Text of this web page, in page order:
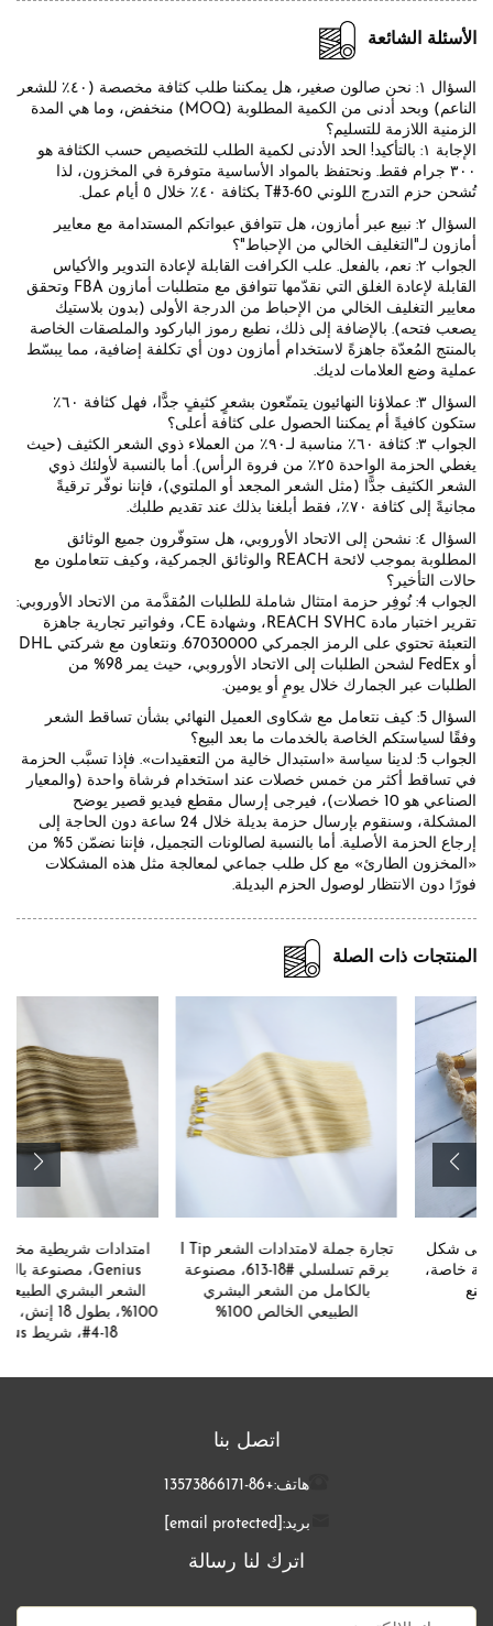
الأسئلة الشائعة
السؤال ١: نحن صالون صغير، هل يمكننا طلب كثافة مخصصة (٤٠٪ للشعر
الناعم) وبحد أدنى من الكمية المطلوبة (MOQ) منخفض، وما هي المدة
الزمنية اللازمة للتسليم؟
الإجابة ١: بالتأكيد! الحد الأدنى لكمية الطلب للتخصيص حسب الكثافة هو
٣٠٠ جرام فقط. ونحتفظ بالمواد الأساسية متوفرة في المخزون، لذا
تُشحن حزم التدرج اللوني T#3-60 بكثافة ٤٠٪ خلال ٥ أيام عمل.
السؤال ٢: نبيع عبر أمازون، هل تتوافق عبواتكم المستدامة مع معايير
أمازون لـ"التغليف الخالي من الإحباط"؟
الجواب ٢: نعم، بالفعل. علب الكرافت القابلة لإعادة التدوير والأكياس
القابلة لإعادة الغلق التي نقدّمها تتوافق مع متطلبات أمازون FBA وتحقق
معايير التغليف الخالي من الإحباط من الدرجة الأولى (بدون بلاستيك
يصعب فتحه). بالإضافة إلى ذلك، نطبع رموز الباركود والملصقات الخاصة
بالمنتج المُعدّة جاهزةً لاستخدام أمازون دون أي تكلفة إضافية، مما يبسّط
عملية وضع العلامات لديك.
السؤال ٣: عملاؤنا النهائيون يتمتّعون بشعرٍ كثيفٍ جدًّا، فهل كثافة ٦٠٪
ستكون كافيةً أم يمكننا الحصول على كثافة أعلى؟
الجواب ٣: كثافة ٦٠٪ مناسبة لـ٩٠٪ من العملاء ذوي الشعر الكثيف (حيث
يغطي الحزمة الواحدة ٢٥٪ من فروة الرأس). أما بالنسبة لأولئك ذوي
الشعر الكثيف جدًّا (مثل الشعر المجعد أو الملتوي)، فإننا نوفّر ترقيةً
مجانيةً إلى كثافة ٧٠٪، فقط أبلغنا بذلك عند تقديم طلبك.
السؤال ٤: نشحن إلى الاتحاد الأوروبي، هل ستوفّرون جميع الوثائق
المطلوبة بموجب لائحة REACH والوثائق الجمركية، وكيف تتعاملون مع
حالات التأخير؟
الجواب 4: نُوفِر حزمة امتثال شاملة للطلبات المُقدَّمة من الاتحاد الأوروبي:
تقرير اختبار مادة REACH SVHC، وشهادة CE، وفواتير تجارية جاهزة
التعبئة تحتوي على الرمز الجمركي 67030000. ونتعاون مع شركتي DHL
أو FedEx لشحن الطلبات إلى الاتحاد الأوروبي، حيث يمر 98% من
الطلبات عبر الجمارك خلال يومٍ أو يومين.
السؤال 5: كيف نتعامل مع شكاوى العميل النهائي بشأن تساقط الشعر
وفقًا لسياستكم الخاصة بالخدمات ما بعد البيع؟
الجواب 5: لدينا سياسة «استبدال خالية من التعقيدات». فإذا تسبَّب الحزمة
في تساقط أكثر من خمس خصلات عند استخدام فرشاة واحدة (والمعيار
الصناعي هو 10 خصلات)، فيرجى إرسال مقطع فيديو قصير يوضح
المشكلة، وسنقوم بإرسال حزمة بديلة خلال 24 ساعة دون الحاجة إلى
إرجاع الحزمة الأصلية. أما بالنسبة لصالونات التجميل، فإننا نضمّن 5% من
«المخزون الطارئ» مع كل طلب جماعي لمعالجة مثل هذه المشكلات
فورًا دون الانتظار لوصول الحزم البديلة.
المنتجات ذات الصلة
تجارة جملة لامتدادات الشعر I Tip
برقم تسلسلي #18-613، مصنوعة
بالكامل من الشعر البشري
الطبيعي الخالص 100%
امتدادات شريطية مخصصة باسم
Genius، مصنوعة بالكامل من
الشعر البشري الطبيعي الخالص
100%، بطول 18 إنش، اللون Paino
اتصل بنا
هاتف:+86-13573866171
بريد:
اترك لنا رسالة